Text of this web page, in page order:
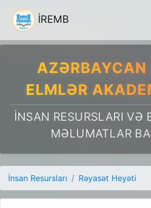
İREMB
AZƏRBAYCAN
ELMLƏR
İNSAN RESURSLARI VƏ
MƏLUMATLAR
İnsan Resursları Rəyasət Heyəti